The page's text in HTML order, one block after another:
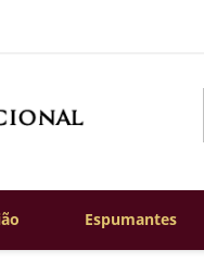
Espumantes